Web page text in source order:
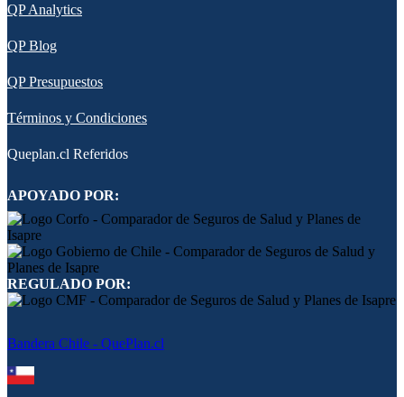
QP Analytics
QP Blog
QP Presupuestos
Términos y Condiciones
Queplan.cl Referidos
APOYADO POR:
REGULADO POR:
Bandera Chile - QuePlan.cl